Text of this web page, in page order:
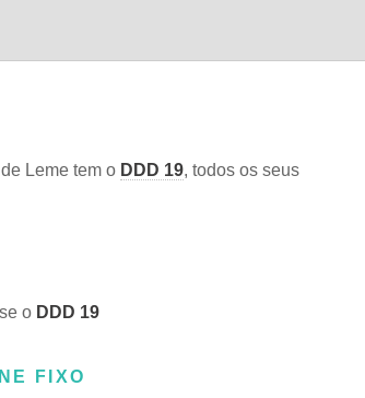
Leme tem o DDD 19, todos os seus
o DDD 19
FIXO